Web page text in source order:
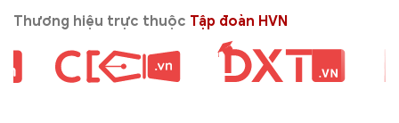
Thương hiệu trực thuộc Tập đoàn HVN